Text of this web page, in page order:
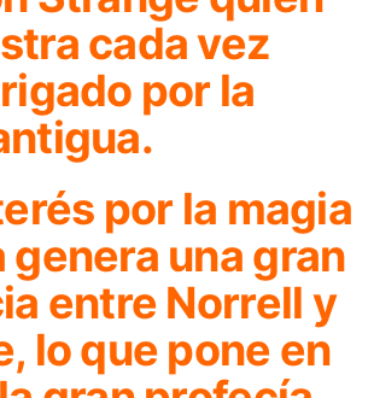
cada vez
por la
por la magia
genera una gran
entre Norrell y
lo que pone en